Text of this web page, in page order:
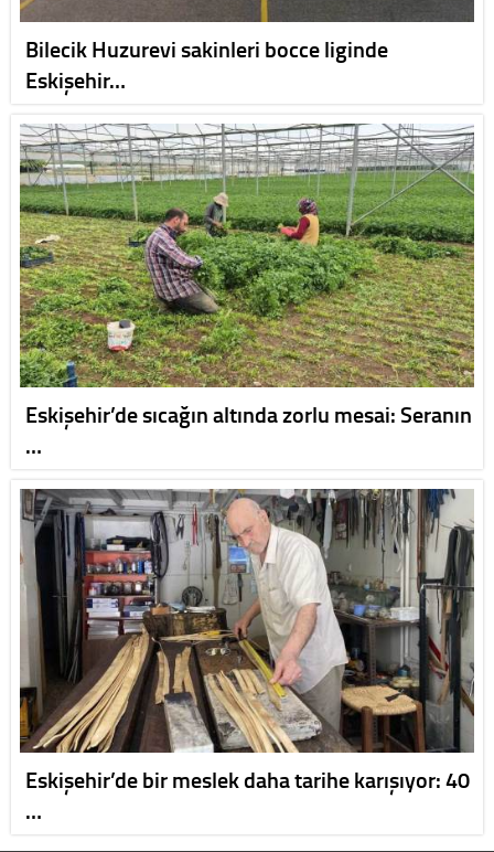
Bilecik Huzurevi sakinleri bocce liginde
Eskişehir…
Eskişehir’de sıcağın altında zorlu mesai: Seranın
…
Eskişehir’de bir meslek daha tarihe karışıyor: 40
…